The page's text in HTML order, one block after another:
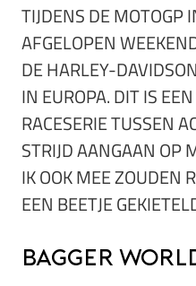
TIJDENS DE MOTOGP
AFGELOPEN
DE HARLEY-
IN EUROPA. DIT IS
RACESERIE TUSSEN
STRIJD AANGAAN OP
IK OOK MEE ZOUDEN
EEN BEETJE
Bagger